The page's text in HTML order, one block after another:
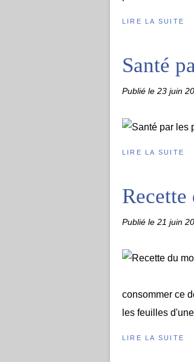
LIRE LA SUITE
Santé
Publié le 23 juin
LIRE LA SUITE
Publié le 21 juin
consommer ce
les feuilles
LIRE LA SUITE